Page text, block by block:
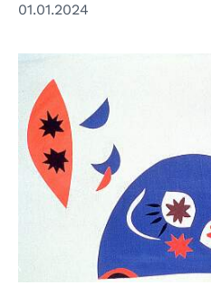
01.01.2024